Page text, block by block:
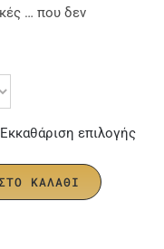
… που δεν
Εκκαθάριση επιλογής
ΚΑΛΆΘΙ